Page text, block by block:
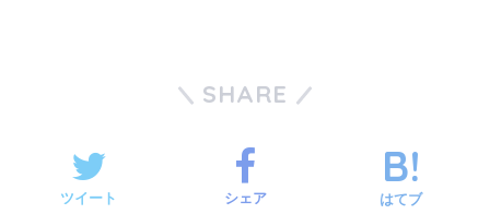
SHARE
ツイート シェア はてブ